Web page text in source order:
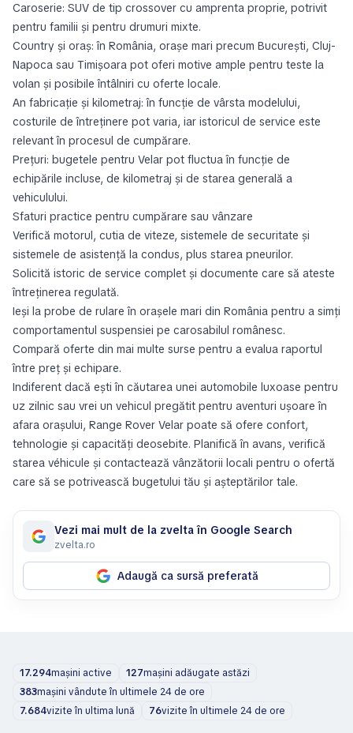
Caroserie: SUV de tip crossover cu amprenta proprie, potrivit
pentru familii și pentru drumuri mixte.
Country și oraș: în România, orașe mari precum București, Cluj-
Napoca sau Timișoara pot oferi motive ample pentru teste la
volan și posibile întâlniri cu oferte locale.
An fabricație și kilometraj: în funcție de vârsta modelului,
costurile de întreținere pot varia, iar istoricul de service este
relevant în procesul de cumpărare.
Prețuri: bugetele pentru Velar pot fluctua în funcție de
echipările incluse, de kilometraj și de starea generală a
vehiculului.
Sfaturi practice pentru cumpărare sau vânzare
Verifică motorul, cutia de viteze, sistemele de securitate și
sistemele de asistență la condus, plus starea pneurilor.
Solicită istoric de service complet și documente care să ateste
întreținerea regulată.
Ieși la probe de rulare în orașele mari din România pentru a simți
comportamentul suspensiei pe carosabilul românesc.
Compară oferte din mai multe surse pentru a evalua raportul
între preț și echipare.
Indiferent dacă ești în căutarea unei automobile luxoase pentru
uz zilnic sau vrei un vehicul pregătit pentru aventuri ușoare în
afara orașului, Range Rover Velar poate să ofere confort,
tehnologie și capacități deosebite. Planifică în avans, verifică
starea véhicule și contactează vânzătorii locali pentru o ofertă
care să se potrivească bugetului tău și așteptărilor tale.
Vezi mai mult de la zvelta în Google Search
zvelta.ro
Adaugă ca sursă preferată
17.294mașini active 127mașini adăugate astăzi
383mașini vândute în ultimele 24 de ore
7.684vizite în ultima lună 76vizite în ultimele 24 de ore